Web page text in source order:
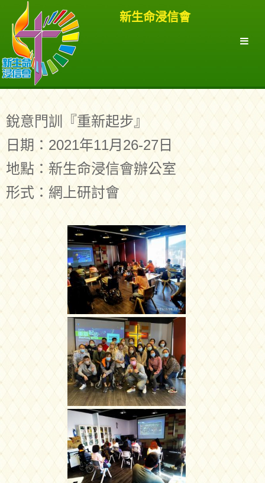
新生命浸信會
銳意門訓『重新起步』
日期：2021年11月26-27日
地點：新生命浸信會辦公室
形式：網上研討會